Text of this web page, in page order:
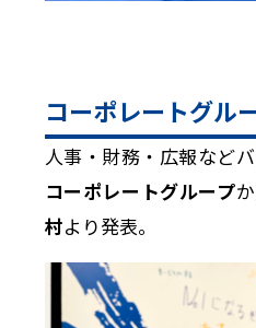
コーポレートグル
人事・財務・広報など
コーポレートグループ
村より発表。